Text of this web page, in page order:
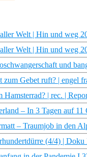
Welt | Hin und weg
Welt | Hin und weg
und
Gebet ruft? | engel
| rec. |
– In 3 Tagen auf
– Traumjob in den
(4/4) |